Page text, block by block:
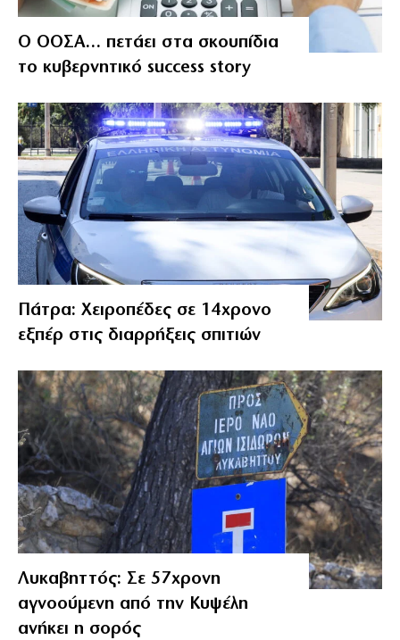
Ο ΟΟΣΑ… πετάει στα σκουπίδια
το κυβερνητικό success story
Πάτρα: Χειροπέδες σε 14χρονο
εξπέρ στις διαρρήξεις σπιτιών
Λυκαβηττός: Σε 57χρονη
αγνοούμενη από την Κυψέλη
ανήκει η σορός